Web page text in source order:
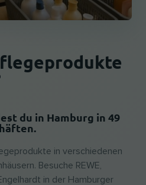
du in Hamburg in 49
in verschiedenen
Besuche REWE,
in der Hamburger